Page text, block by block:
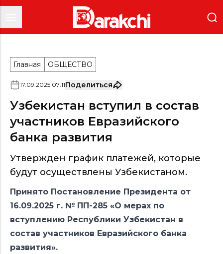
Главная ОБЩЕСТВО
17.09.2025 07:11Поделиться
Узбекистан вступил в состав
участников Евразийского
банка развития
Утвержден график платежей, которые
будут осуществлены Узбекистаном.
Принято Постановление Президента от
16.09.2025 г. № ПП-285 «О мерах по
вступлению Республики Узбекистан в
состав участников Евразийского банка
развития».